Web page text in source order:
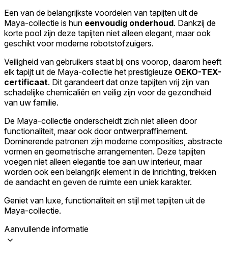
Een van de belangrijkste voordelen van tapijten uit de
Maya-collectie is hun eenvoudig onderhoud. Dankzij de
korte pool zijn deze tapijten niet alleen elegant, maar ook
geschikt voor moderne robotstofzuigers.
Veiligheid van gebruikers staat bij ons voorop, daarom heeft
elk tapijt uit de Maya-collectie het prestigieuze OEKO-TEX-
certificaat. Dit garandeert dat onze tapijten vrij zijn van
schadelijke chemicaliën en veilig zijn voor de gezondheid
van uw familie.
De Maya-collectie onderscheidt zich niet alleen door
functionaliteit, maar ook door ontwerpraffinement.
Dominerende patronen zijn moderne composities, abstracte
vormen en geometrische arrangementen. Deze tapijten
voegen niet alleen elegantie toe aan uw interieur, maar
worden ook een belangrijk element in de inrichting, trekken
de aandacht en geven de ruimte een uniek karakter.
Geniet van luxe, functionaliteit en stijl met tapijten uit de
Maya-collectie.
Aanvullende informatie